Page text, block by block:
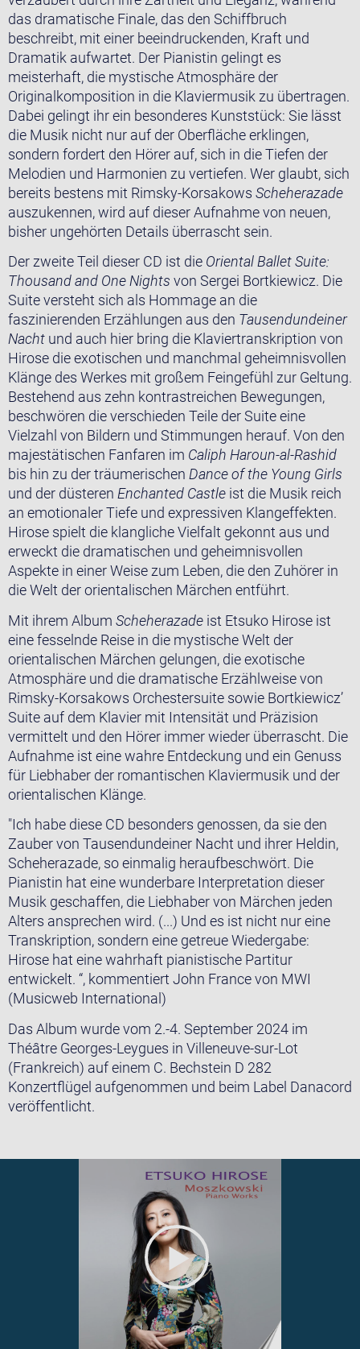
das dramatische Finale, das den Schiffbruch
beschreibt, mit einer beeindruckenden, Kraft und
Dramatik aufwartet. Der Pianistin gelingt es
meisterhaft, die mystische Atmosphäre der
Originalkomposition in die Klaviermusik zu übertragen.
Dabei gelingt ihr ein besonderes Kunststück: Sie lässt
die Musik nicht nur auf der Oberfläche erklingen,
sondern fordert den Hörer auf, sich in die Tiefen der
Melodien und Harmonien zu vertiefen. Wer glaubt, sich
bereits bestens mit Rimsky-Korsakows Scheherazade
auszukennen, wird auf dieser Aufnahme von neuen,
bisher ungehörten Details überrascht sein.
Der zweite Teil dieser CD ist die Oriental Ballet Suite:
Thousand and One Nights von Sergei Bortkiewicz. Die
Suite versteht sich als Hommage an die
faszinierenden Erzählungen aus den Tausendundeiner
Nacht und auch hier bring die Klaviertranskription von
Hirose die exotischen und manchmal geheimnisvollen
Klänge des Werkes mit großem Feingefühl zur Geltung.
Bestehend aus zehn kontrastreichen Bewegungen,
beschwören die verschieden Teile der Suite eine
Vielzahl von Bildern und Stimmungen herauf. Von den
majestätischen Fanfaren im Caliph Haroun-al-Rashid
bis hin zu der träumerischen Dance of the Young Girls
und der düsteren Enchanted Castle ist die Musik reich
an emotionaler Tiefe und expressiven Klangeffekten.
Hirose spielt die klangliche Vielfalt gekonnt aus und
erweckt die dramatischen und geheimnisvollen
Aspekte in einer Weise zum Leben, die den Zuhörer in
die Welt der orientalischen Märchen entführt.
Mit ihrem Album Scheherazade ist Etsuko Hirose ist
eine fesselnde Reise in die mystische Welt der
orientalischen Märchen gelungen, die exotische
Atmosphäre und die dramatische Erzählweise von
Rimsky-Korsakows Orchestersuite sowie Bortkiewicz’
Suite auf dem Klavier mit Intensität und Präzision
vermittelt und den Hörer immer wieder überrascht. Die
Aufnahme ist eine wahre Entdeckung und ein Genuss
für Liebhaber der romantischen Klaviermusik und der
orientalischen Klänge.
"Ich habe diese CD besonders genossen, da sie den
Zauber von Tausendundeiner Nacht und ihrer Heldin,
Scheherazade, so einmalig heraufbeschwört. Die
Pianistin hat eine wunderbare Interpretation dieser
Musik geschaffen, die Liebhaber von Märchen jeden
Alters ansprechen wird. (...) Und es ist nicht nur eine
Transkription, sondern eine getreue Wiedergabe:
Hirose hat eine wahrhaft pianistische Partitur
entwickelt. “, kommentiert John France von MWI
(Musicweb International)
Das Album wurde vom 2.-4. September 2024 im
Théâtre Georges-Leygues in Villeneuve-sur-Lot
(Frankreich) auf einem C. Bechstein D 282
Konzertflügel aufgenommen und beim Label Danacord
veröffentlicht.